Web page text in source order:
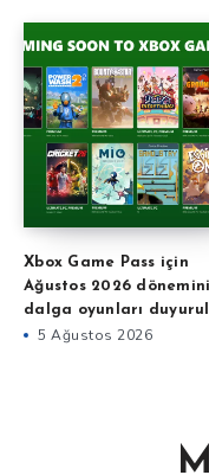
Xbox Game Pass için
Ağustos 2026
dalga oyunları
5 Ağustos 2026